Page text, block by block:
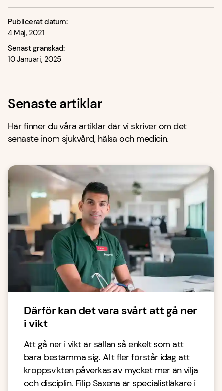
Publicerat datum:
4 Maj, 2021
Senast granskad:
10 Januari, 2025
Senaste artiklar
Här finner du våra artiklar där vi skriver om det
senaste inom sjukvård, hälsa och medicin.
Därför kan det vara svårt att gå ner
i vikt
Att gå ner i vikt är sällan så enkelt som att
bara bestämma sig. Allt fler förstår idag att
kroppsvikten påverkas av mycket mer än vilja
och disciplin. Filip Saxena är specialistläkare i